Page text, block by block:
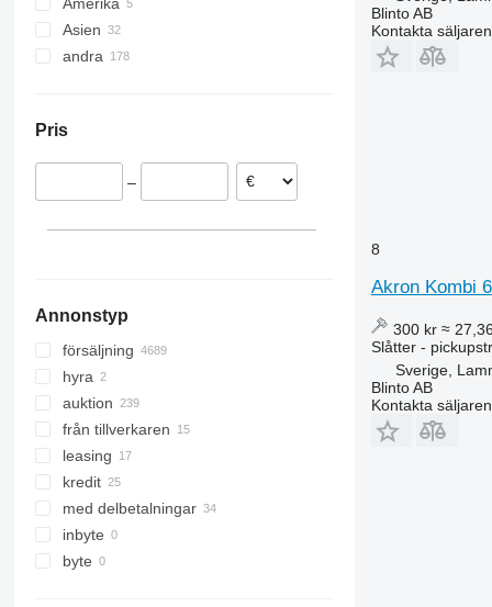
Österrike
Polen
Danmark
Lettland
Mexiko
USA
Asien
Turkiet
andra
Colombia
Chile
Pris
–
Annonstyp
försäljning
hyra
auktion
från tillverkaren
leasing
kredit
med delbetalningar
inbyte
byte
Blinto AB
Kontakta säljaren
8
Akron Kombi 6
300 kr ≈
Slåtter -
Sverige,
Blinto AB
Kontakta säljaren